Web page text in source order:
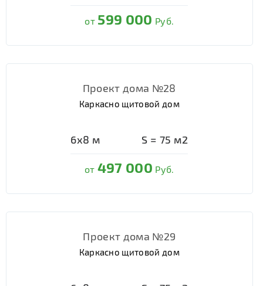
от 599 000 Руб.
Проект дома №28
Каркасно щитовой дом
6х8 м S = 75 м2
от 497 000 Руб.
Проект дома №29
Каркасно щитовой дом